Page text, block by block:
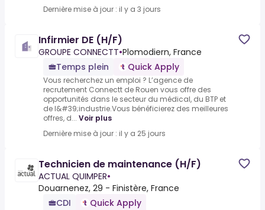
Dernière mise à jour : il y a 3 jours
Infirmier DE (H/F)
GROUPE CONNECTT•Plomodiern, France
Temps plein
Quick Apply
Vous recherchez un emploi ? L’agence de
recrutement Connectt de Rouen vous offre des
opportunités dans le secteur du médical, du BTP et
de l&#39;industrie.Vous bénéficierez des meilleures
offres, d... Voir plus
Dernière mise à jour : il y a 25 jours
Technicien de maintenance (H/F)
ACTUAL QUIMPER•
Douarnenez, 29 - Finistère, France
CDI
Quick Apply